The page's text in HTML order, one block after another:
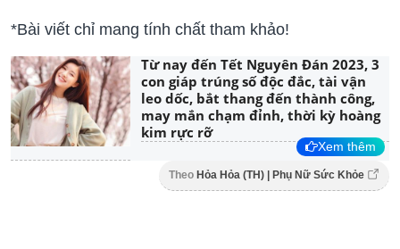
*Bài viết chỉ mang tính chất tham khảo!
Từ nay đến Tết Nguyên Đán 2023, 3
con giáp trúng số độc đắc, tài vận
leo dốc, bắt thang đến thành công,
may mắn chạm đỉnh, thời kỳ hoàng
kim rực rỡ
Xem thêm
Theo Hỏa Hỏa (TH) | Phụ Nữ Sức Khỏe